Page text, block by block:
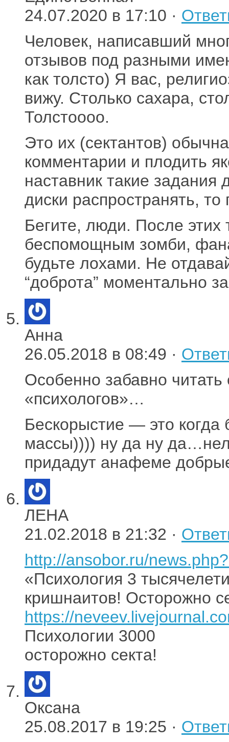
24.07.2020 в 17:10 ·
Человек, написавший
отзывов под разными
как толсто) Я вас,
вижу. Столько сахара,
Толстоооо.
Это их (сектантов)
комментарии и плодить
наставник такие задания
диски распространять,
Бегите, люди. После этих
беспомощным зомби,
будьте лохами. Не
“доброта” моментально
Анна
26.05.2018 в 08:49 ·
Особенно забавно читать
«психологов»…
Бескорыстие — это когда
массы)))) ну да ну
придадут анафеме
ЛЕНА
21.02.2018 в 21:32 ·
http://ansobor.ru/
«Психология 3
кришнаитов! Осторожно
https://
Психологии 3000
осторожно секта!
Оксана
25.08.2017 в 19:25 ·